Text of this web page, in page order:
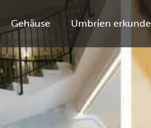
Gehäuse Umbrien